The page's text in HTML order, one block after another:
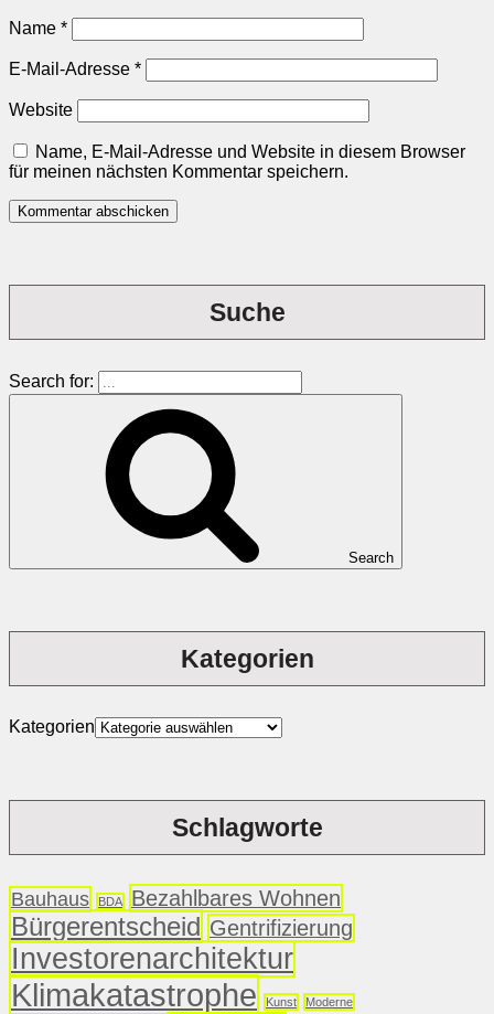
Name *
E-Mail-Adresse *
Website
Name, E-Mail-Adresse und Website in diesem Browser
für meinen nächsten Kommentar speichern.
Suche
Search for:
Search
Kategorien
Kategorien
Schlagworte
Bauhaus BDA Bezahlbares Wohnen
Bürgerentscheid Gentrifizierung
Investorenarchitektur
Klimakatastrophe Kunst Moderne